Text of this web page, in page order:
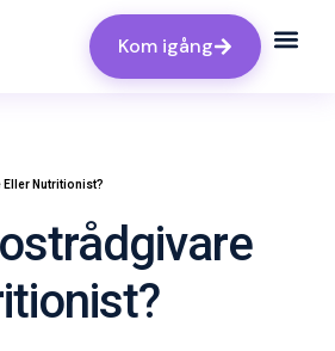
Kom igång
Eller Nutritionist?